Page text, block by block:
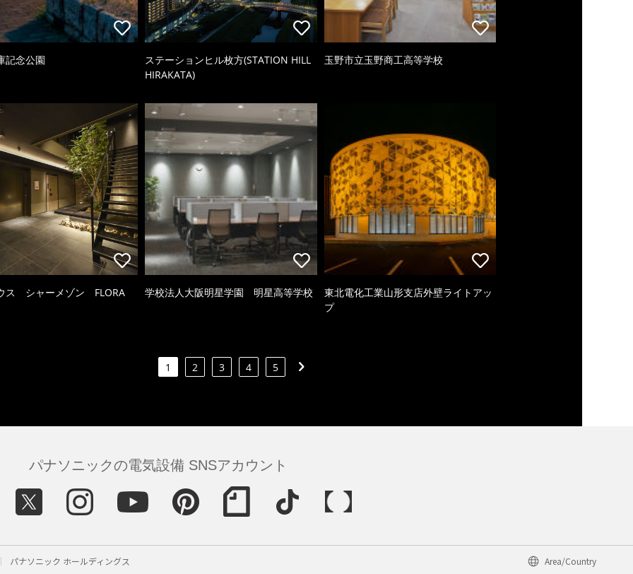
記念公園
ステーションヒル枚方(STATION HILL
HIRAKATA)
玉野市立玉野商工高等学校
ス シャーメゾン FLORA 学校法人大阪明星学園 明星高等学校
東北電化工業山形支店外壁ライトアッ
プ
1 2 3 4 5
パナソニックの電気設備 SNSアカウント
パナソニック ホールディングス Area/Country